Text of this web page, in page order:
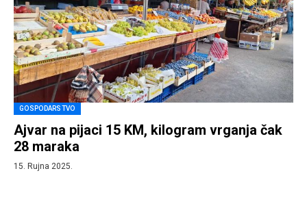
GOSPODARSTVO
Ajvar na pijaci 15 KM, kilogram vrganja čak
28 maraka
15. Rujna 2025.